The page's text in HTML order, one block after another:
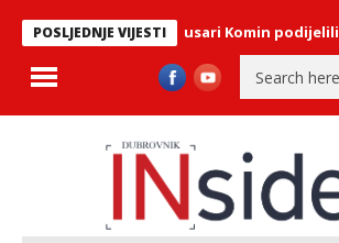
POSLJEDNJE VIJESTI
Crni put i Gusari Komin podijelili pobjedu